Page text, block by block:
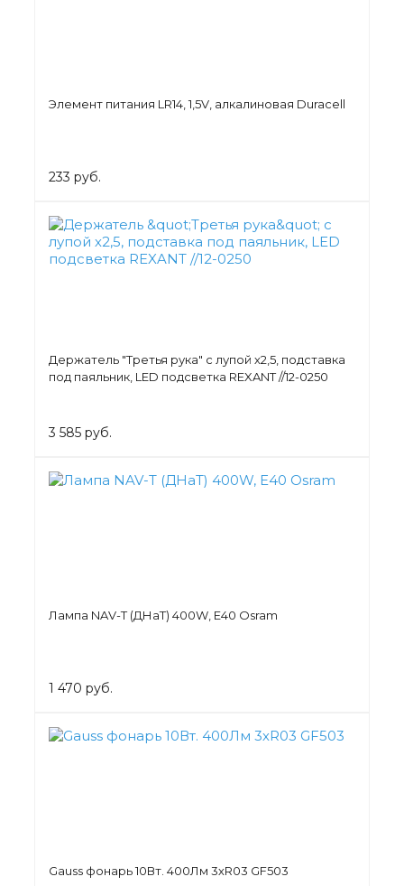
Элемент питания LR14, 1,5V, алкалиновая Duracell
233 руб.
Держатель "Третья рука" с лупой х2,5, подставка
под паяльник, LED подсветка REXANT //12-0250
3 585 руб.
Лампа NAV-T (ДНаТ) 400W, Е40 Osram
1 470 руб.
Gauss фонарь 10Вт. 400Лм 3хR03 GF503